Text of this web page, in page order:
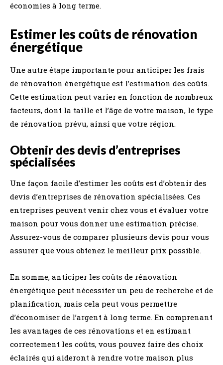
économies à long terme.
Estimer les coûts de rénovation
énergétique
Une autre étape importante pour anticiper les frais
de rénovation énergétique est l’estimation des coûts.
Cette estimation peut varier en fonction de nombreux
facteurs, dont la taille et l’âge de votre maison, le type
de rénovation prévu, ainsi que votre région.
Obtenir des devis d’entreprises
spécialisées
Une façon facile d’estimer les coûts est d’obtenir des
devis d’entreprises de rénovation spécialisées. Ces
entreprises peuvent venir chez vous et évaluer votre
maison pour vous donner une estimation précise.
Assurez-vous de comparer plusieurs devis pour vous
assurer que vous obtenez le meilleur prix possible.
En somme, anticiper les coûts de rénovation
énergétique peut nécessiter un peu de recherche et de
planification, mais cela peut vous permettre
d’économiser de l’argent à long terme. En comprenant
les avantages de ces rénovations et en estimant
correctement les coûts, vous pouvez faire des choix
éclairés qui aideront à rendre votre maison plus